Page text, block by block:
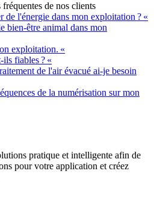
de nos clients
de l'énergie dans mon exploitation ? «
bien-être animal dans mon
exploitation. «
ils fiables ? «
de l'air évacué ai-je besoin
de la numérisation sur mon
pratique et intelligente afin de
pour votre application et créez